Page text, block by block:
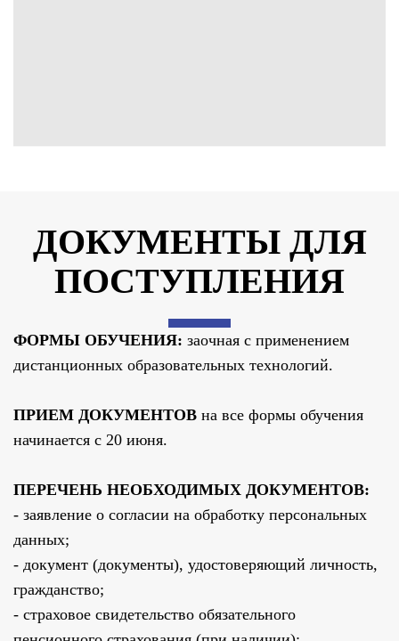
ДОКУМЕНТЫ ДЛЯ
ПОСТУПЛЕНИЯ
ФОРМЫ ОБУЧЕНИЯ: заочная с применением
дистанционных образовательных технологий.
ПРИЕМ ДОКУМЕНТОВ на все формы обучения
начинается с 20 июня.
ПЕРЕЧЕНЬ НЕОБХОДИМЫХ ДОКУМЕНТОВ:
- заявление о согласии на обработку персональных
данных;
- документ (документы), удостоверяющий личность,
гражданство;
- страховое свидетельство обязательного